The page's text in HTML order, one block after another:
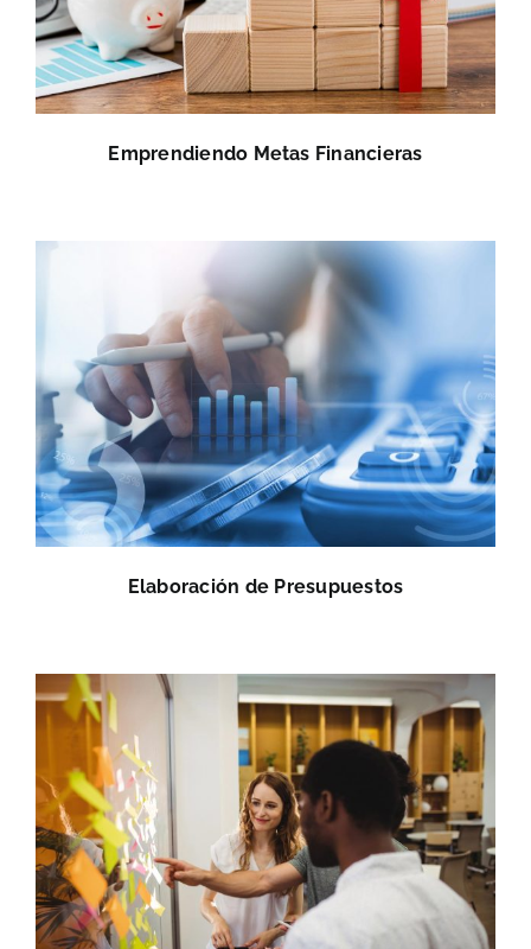
Emprendiendo Metas Financieras
Elaboración de Presupuestos